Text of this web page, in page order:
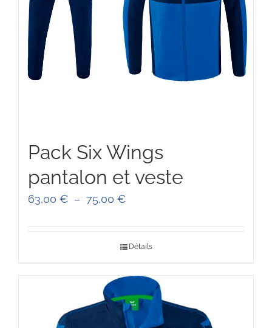
Pack Six Wings
pantalon et veste
63,00 € – 75,00 €Plage
à
75,00 €
Détails